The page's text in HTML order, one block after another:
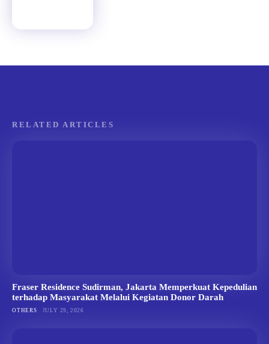
RELATED ARTICLES
Fraser Residence Sudirman, Jakarta Memperkuat Kepedulian
terhadap Masyarakat Melalui Kegiatan Donor Darah
OTHERS JULY 29, 2026